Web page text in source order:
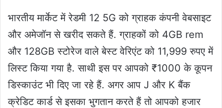
भारतीय मार्केट में रेडमी 12 5G को ग्राहक कंपनी वेबसाइट
और अमेजॉन से खरीद सकते हैं. ग्राहकों को 4GB rem
और 128GB स्टोरेज वाले बेस्ट वेरिएंट को 11,999 रुपए में
लिस्ट किया गया है. साथी इस पर आपको ₹1000 के कूपन
डिस्काउंट भी दिए जा रहे हैं. अगर आप J और K बैंक
क्रेडिट कार्ड से इसका भुगतान करते हैं तो आपको हजार